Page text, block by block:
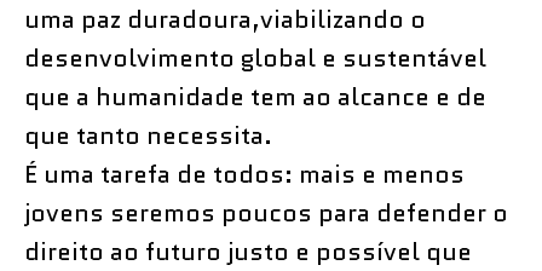
uma paz duradoura,viabilizando o
desenvolvimento global e sustentável
que a humanidade tem ao alcance e de
que tanto necessita.
É uma tarefa de todos: mais e menos
jovens seremos poucos para defender o
direito ao futuro justo e possível que